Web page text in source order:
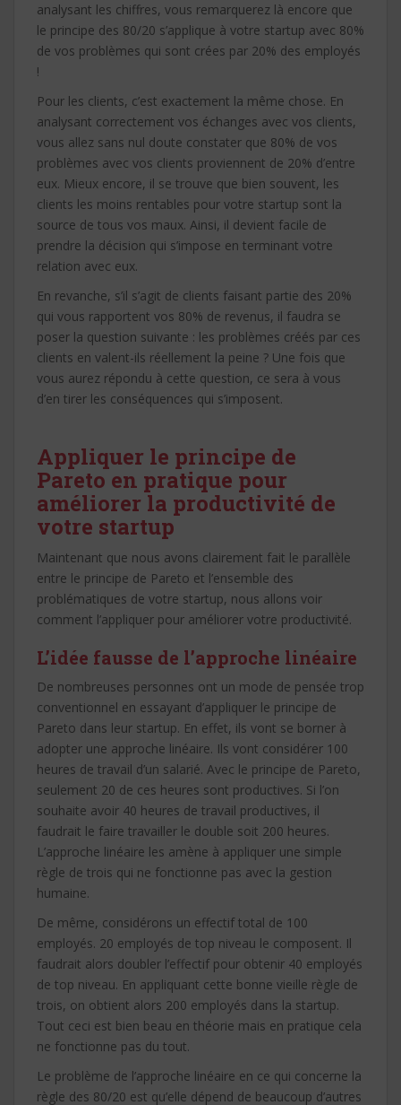
analysant les chiffres, vous remarquerez là encore que
le principe des 80/20 s’applique à votre startup avec 80%
de vos problèmes qui sont crées par 20% des employés
!
Pour les clients, c’est exactement la même chose. En
analysant correctement vos échanges avec vos clients,
vous allez sans nul doute constater que 80% de vos
problèmes avec vos clients proviennent de 20% d’entre
eux. Mieux encore, il se trouve que bien souvent, les
clients les moins rentables pour votre startup sont la
source de tous vos maux. Ainsi, il devient facile de
prendre la décision qui s’impose en terminant votre
relation avec eux.
En revanche, s’il s’agit de clients faisant partie des 20%
qui vous rapportent vos 80% de revenus, il faudra se
poser la question suivante : les problèmes créés par ces
clients en valent-ils réellement la peine ? Une fois que
vous aurez répondu à cette question, ce sera à vous
d’en tirer les conséquences qui s’imposent.
Appliquer le principe de
Pareto en pratique pour
améliorer la productivité de
votre startup
Maintenant que nous avons clairement fait le parallèle
entre le principe de Pareto et l’ensemble des
problématiques de votre startup, nous allons voir
comment l’appliquer pour améliorer votre productivité.
L’idée fausse de l’approche linéaire
De nombreuses personnes ont un mode de pensée trop
conventionnel en essayant d’appliquer le principe de
Pareto dans leur startup. En effet, ils vont se borner à
adopter une approche linéaire. Ils vont considérer 100
heures de travail d’un salarié. Avec le principe de Pareto,
seulement 20 de ces heures sont productives. Si l’on
souhaite avoir 40 heures de travail productives, il
faudrait le faire travailler le double soit 200 heures.
L’approche linéaire les amène à appliquer une simple
règle de trois qui ne fonctionne pas avec la gestion
humaine.
De même, considérons un effectif total de 100
employés. 20 employés de top niveau le composent. Il
faudrait alors doubler l’effectif pour obtenir 40 employés
de top niveau. En appliquant cette bonne vieille règle de
trois, on obtient alors 200 employés dans la startup.
Tout ceci est bien beau en théorie mais en pratique cela
ne fonctionne pas du tout.
Le problème de l’approche linéaire en ce qui concerne la
règle des 80/20 est qu’elle dépend de beaucoup d’autres